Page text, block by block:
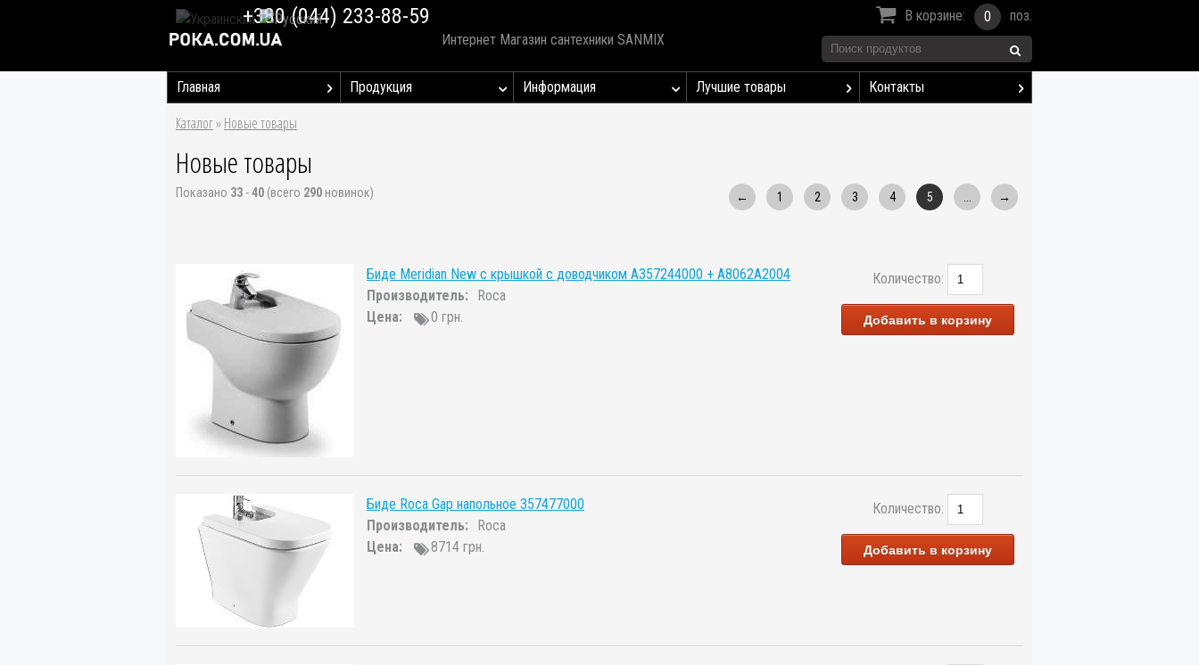
+380 (044) 233-88-59 В корзине: 0
поз.
Интернет Магазин сантехники SANMIX
Главная Продукция Информация Лучшие товары Контакты
Каталог»Новые товары
Новые товары
Показано 33 -40 (всего 290 новинок) ← 1 2 3 4 5 →
Биде Meridian New с крышкой с доводчиком A357244000 + A8062A2004
Производитель:
Roca
Цена:
0 грн.
Количество:
Добавить в корзину
Биде Roca Gap напольное 357477000
Производитель:
Roca
Цена:
8714 грн.
Количество:
Добавить в корзину